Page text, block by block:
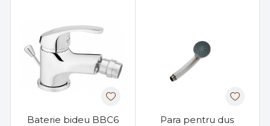
Baterie bideu BBC6
Para pentru dus